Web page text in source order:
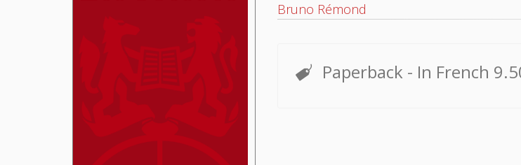
Bruno Rémond
Paperback - In French